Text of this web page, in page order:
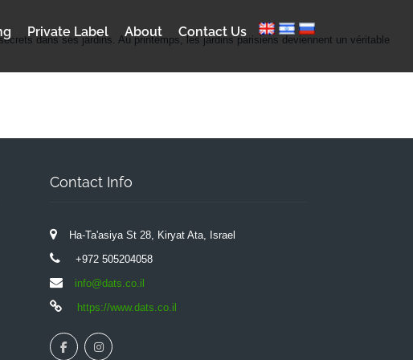
Private Label About Contact Us
dans ses jardins. Au printemps, les jardins parisiens deviennent un véritable
Contact Info
Ha-Ta'asiya St 28, Kiryat Ata, Israel
+972 505204058
info@dats.co.il
https://www.dats.co.il